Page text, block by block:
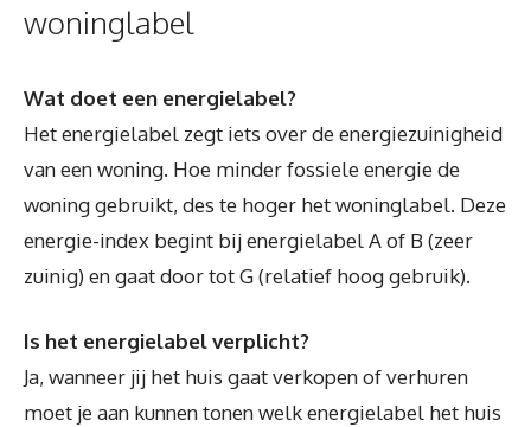
woninglabel
Wat doet een energielabel?
Het energielabel zegt iets over de energiezuinigheid
van een woning. Hoe minder fossiele energie de
woning gebruikt, des te hoger het woninglabel. Deze
energie-index begint bij energielabel A of B (zeer
zuinig) en gaat door tot G (relatief hoog gebruik).
Is het energielabel verplicht?
Ja, wanneer jij het huis gaat verkopen of verhuren
moet je aan kunnen tonen welk energielabel het huis